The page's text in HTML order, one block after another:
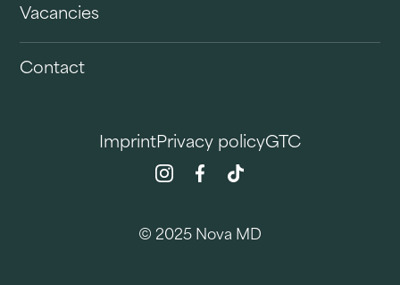
Vacancies
Contact
ImprintPrivacy policyGTC
© 2025 Nova MD